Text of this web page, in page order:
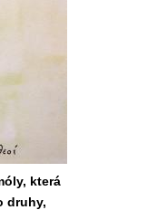
která
druhy,